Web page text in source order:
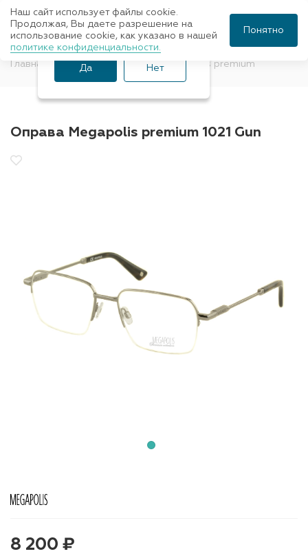
Главная Оправы для очков Megapolis premium
Оправа Megapolis premium 1021 Gun
8 200 ₽
Ваш город Санкт-
Петербург?
Да Нет
Наш сайт использует файлы cookie.
Продолжая, Вы даете разрешение на
использование cookie, как указано в нашей
политике конфиденциальности.
Понятно